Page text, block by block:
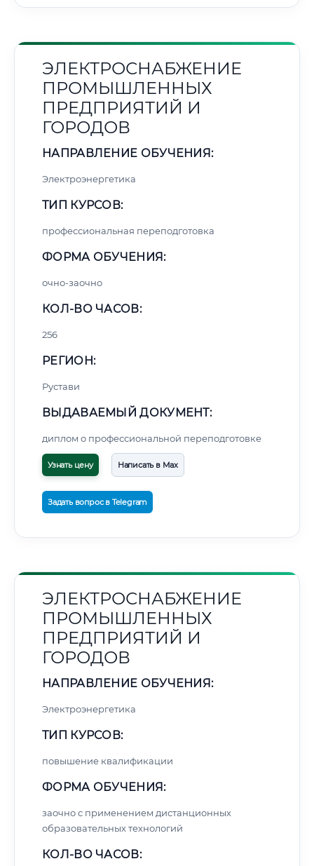
ЭЛЕКТРОСНАБЖЕНИЕ
ПРОМЫШЛЕННЫХ
ПРЕДПРИЯТИЙ И
ГОРОДОВ
НАПРАВЛЕНИЕ ОБУЧЕНИЯ:
Электроэнергетика
ТИП КУРСОВ:
профессиональная переподготовка
ФОРМА ОБУЧЕНИЯ:
очно-заочно
КОЛ-ВО ЧАСОВ:
256
РЕГИОН:
Рустави
ВЫДАВАЕМЫЙ ДОКУМЕНТ:
диплом о профессиональной переподготовке
Узнать цену Написать в Max
Задать вопрос в Telegram
ЭЛЕКТРОСНАБЖЕНИЕ
ПРОМЫШЛЕННЫХ
ПРЕДПРИЯТИЙ И
ГОРОДОВ
НАПРАВЛЕНИЕ ОБУЧЕНИЯ:
Электроэнергетика
ТИП КУРСОВ:
повышение квалификации
ФОРМА ОБУЧЕНИЯ:
заочно с применением дистанционных
образовательных технологий
КОЛ-ВО ЧАСОВ: